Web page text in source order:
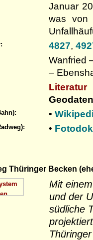
Januar
was von
4827,
Wanfried
–
Literatur
•
•
Thüringer Becken
Mit
und der
südliche